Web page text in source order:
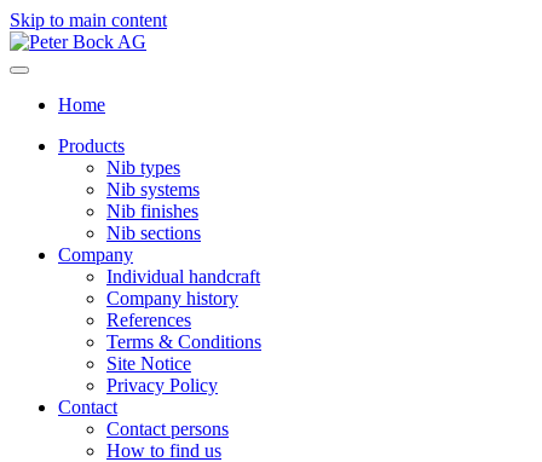
Skip to main content
Home
Products
Nib types
Nib systems
Nib finishes
Nib sections
Company
Individual handcraft
Company history
References
Terms & Conditions
Site Notice
Privacy Policy
Contact
Contact persons
How to find us